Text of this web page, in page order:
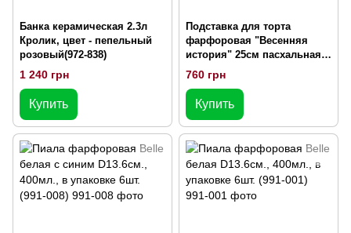
Банка керамическая 2.3л
Кролик, цвет - пепельный
розовый(972-838)
1 240 грн
Купить
Подставка для торта
фарфоровая "Весенняя
история" 25см пасхальная
498-171
760 грн
Купить